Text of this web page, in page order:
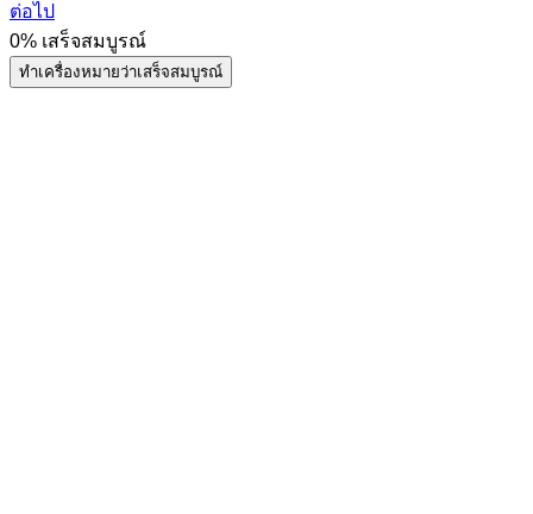
ต่อไป
0% เสร็จสมบูรณ์
ทำเครื่องหมายว่าเสร็จสมบูรณ์